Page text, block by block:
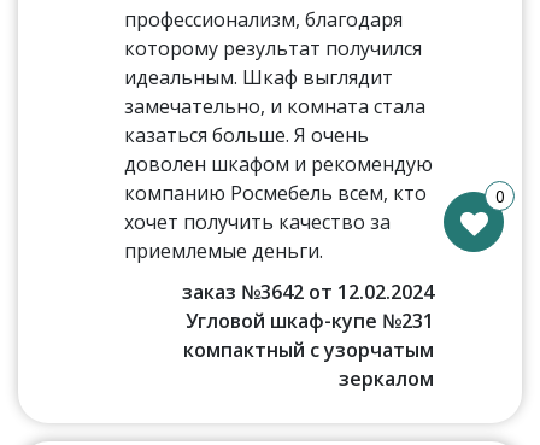
профессионализм, благодаря
которому результат получился
идеальным. Шкаф выглядит
замечательно, и комната стала
казаться больше. Я очень
доволен шкафом и рекомендую
компанию Росмебель всем, кто
хочет получить качество за
приемлемые деньги.
заказ №3642 от 12.02.2024
Угловой шкаф-купе №231
компактный с узорчатым
зеркалом
0